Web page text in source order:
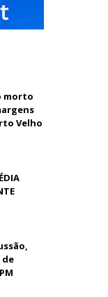
morto
Velho
de